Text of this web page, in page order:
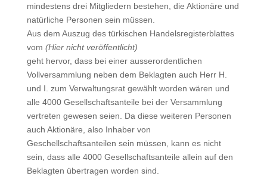
mindestens drei Mitgliedern bestehen, die Aktionäre und
natürliche Personen sein müssen.
Aus dem Auszug des türkischen Handelsregisterblattes
vom (Hier nicht veröffentlicht)
geht hervor, dass bei einer ausserordentlichen
Vollversammlung neben dem Beklagten auch Herr H.
und I. zum Verwaltungsrat gewählt worden wären und
alle 4000 Gesellschaftsanteile bei der Versammlung
vertreten gewesen seien. Da diese weiteren Personen
auch Aktionäre, also Inhaber von
Geschellschaftsanteilen sein müssen, kann es nicht
sein, dass alle 4000 Gesellschaftsanteile allein auf den
Beklagten übertragen worden sind.